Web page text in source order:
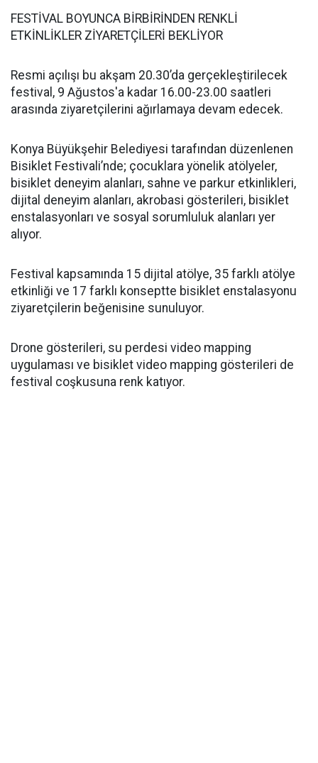
FESTİVAL BOYUNCA BİRBİRİNDEN RENKLİ
ETKİNLİKLER ZİYARETÇİLERİ BEKLİYOR
Resmi açılışı bu akşam 20.30’da gerçekleştirilecek
festival, 9 Ağustos'a kadar 16.00-23.00 saatleri
arasında ziyaretçilerini ağırlamaya devam edecek.
Konya Büyükşehir Belediyesi tarafından düzenlenen
Bisiklet Festivali’nde; çocuklara yönelik atölyeler,
bisiklet deneyim alanları, sahne ve parkur etkinlikleri,
dijital deneyim alanları, akrobasi gösterileri, bisiklet
enstalasyonları ve sosyal sorumluluk alanları yer
alıyor.
Festival kapsamında 15 dijital atölye, 35 farklı atölye
etkinliği ve 17 farklı konseptte bisiklet enstalasyonu
ziyaretçilerin beğenisine sunuluyor.
Drone gösterileri, su perdesi video mapping
uygulaması ve bisiklet video mapping gösterileri de
festival coşkusuna renk katıyor.